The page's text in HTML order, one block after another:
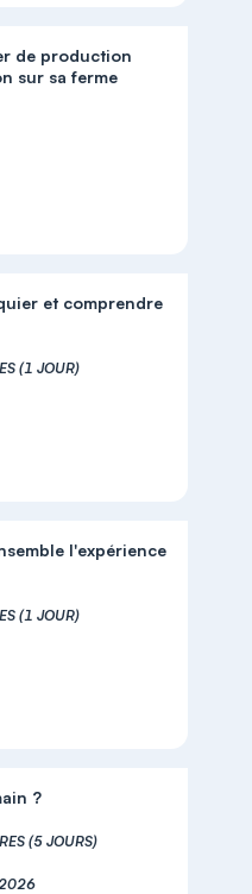
de production
sur sa ferme
et comprendre
(1 JOUR)
l'expérience
(1 JOUR)
?
(5 JOURS)